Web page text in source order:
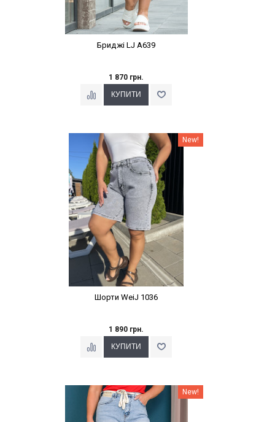
Бриджі LJ A639
1 870 грн.
Наклейки Варіант з % New!
Шорти WeiJ 1036
1 890 грн.
Наклейки Варіант з % New!